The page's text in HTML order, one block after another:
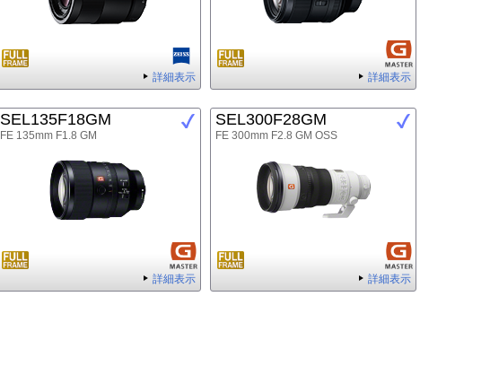
詳細表示 詳細表示
SEL135F18GM
FE 135mm F1.8 GM
詳細表示
SEL300F28GM
FE 300mm F2.8 GM OSS
詳細表示